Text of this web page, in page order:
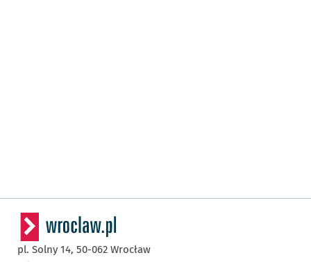
pl. Solny 14, 50-062 Wrocław